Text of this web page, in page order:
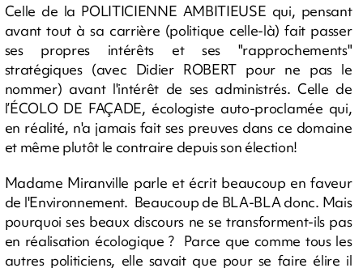
Celle de la POLITICIENNE AMBITIEUSE qui, pensant
avant tout à sa carrière (politique celle-là) fait passer
ses propres intérêts et ses "rapprochements"
stratégiques (avec Didier ROBERT pour ne pas le
nommer) avant l'intérêt de ses administrés. Celle de
l’ÉCOLO DE FAÇADE, écologiste auto-proclamée qui,
en réalité, n'a jamais fait ses preuves dans ce domaine
et même plutôt le contraire depuis son élection!
Madame Miranville parle et écrit beaucoup en faveur
de l'Environnement. Beaucoup de BLA-BLA donc. Mais
pourquoi ses beaux discours ne se transforment-ils pas
en réalisation écologique ? Parce que comme tous les
autres politiciens, elle savait que pour se faire élire il